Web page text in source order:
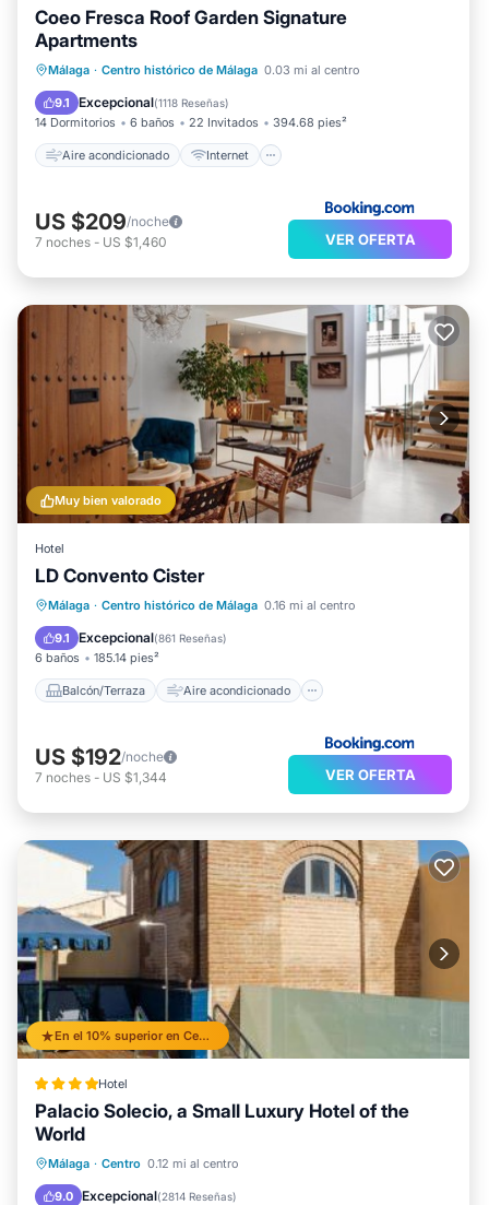
Coeo Fresca Roof Garden Signature
Apartments
Málaga · Centro histórico de Málaga 0.03 mi al centro
9.1 Excepcional(1118 Reseñas)
14 Dormitorios 6 baños 22 Invitados 394.68 pies²
Aire acondicionado Internet
Aire acondicionado
Internet
Apto para niños
US $209/noche
7 noches - US $1,460 VER OFERTA
Muy bien valorado
Hotel
LD Convento Cister
Málaga · Centro histórico de Málaga 0.16 mi al centro
9.1 Excepcional(861 Reseñas)
6 baños 185.14 pies²
Balcón/Terraza Aire acondicionado
Balcón/Terraza
Aire acondicionado
Internet
Accesibilidad
US $192/noche
7 noches - US $1,344 VER OFERTA
En el 10% superior en Centro
Hotel
Palacio Solecio, a Small Luxury Hotel of the
World
Málaga · Centro 0.12 mi al centro
9.0 Excepcional(2814 Reseñas)
Frente al mar
Desayuno
Aparcamiento
Piscina